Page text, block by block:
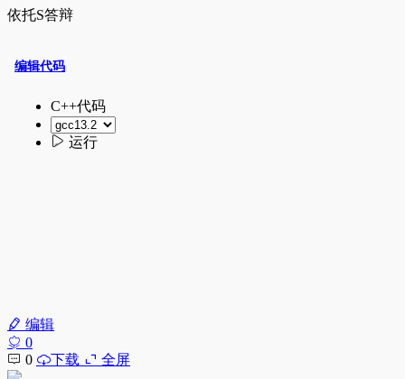
依托S答辩
编辑
0
0
下载 全屏